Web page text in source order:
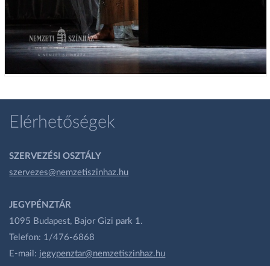
Elérhetőségek
SZERVEZÉSI OSZTÁLY
szervezes@nemzetiszinhaz.hu
JEGYPÉNZTÁR
1095 Budapest, Bajor Gizi park 1.
Telefon: 1/476-6868
E-mail: jegypenztar@nemzetiszinhaz.hu